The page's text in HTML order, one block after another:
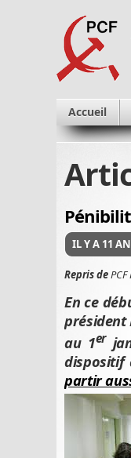
Accueil
IL Y A 11
Repris de
En ce
président
au 1er
dispositif
partir